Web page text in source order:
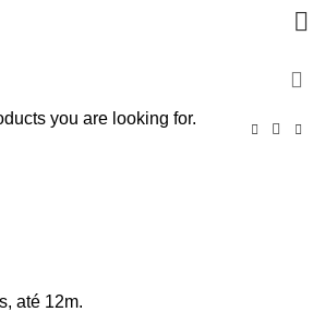
até 12m.
you are looking for.